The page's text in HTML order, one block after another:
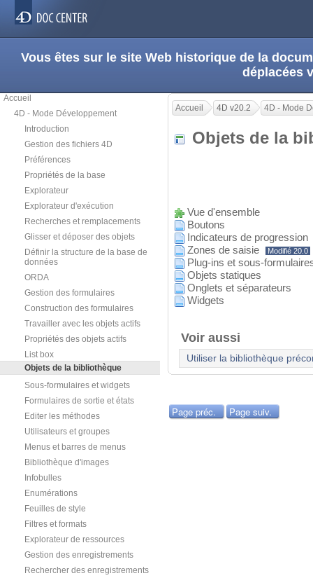
Vous êtes sur le site Web historique de la
déplacées
Accueil
4D - Mode Développement
Introduction
Gestion des fichiers 4D
Préférences
Propriétés de la base
Explorateur
Explorateur d'exécution
Recherches et remplacements
Glisser et déposer des objets
Définir la structure de la base de
données
ORDA
Gestion des formulaires
Construction des formulaires
Travailler avec les objets actifs
Propriétés des objets actifs
List box
Objets de la bibliothèque
Sous-formulaires et widgets
Formulaires de sortie et états
Editer les méthodes
Utilisateurs et groupes
Menus et barres de menus
Bibliothèque d'images
Infobulles
Enumérations
Feuilles de style
Filtres et formats
Explorateur de ressources
Gestion des enregistrements
Rechercher des enregistrements
Accueil 4D v20.2 4D - Mode
Objets de la
Vue d'ensemble
Boutons
Indicateurs de progression
Zones de saisie
Modifié 20.0
Plug-ins et sous-
Objets statiques
Onglets et séparateurs
Widgets
Voir aussi
Utiliser la bibliothèque
Page préc. Page suiv.